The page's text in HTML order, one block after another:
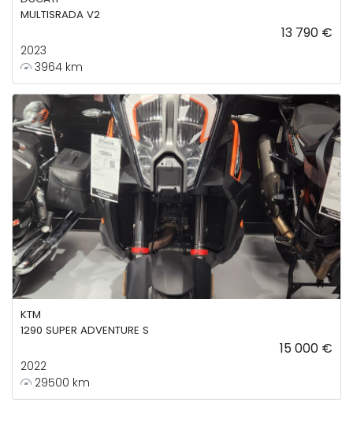
MULTISRADA V2
13 790 €
2023
3964 km
KTM
1290 SUPER ADVENTURE S
15 000 €
2022
29500 km